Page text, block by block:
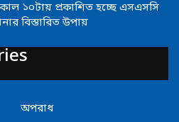
১০টায় প্রকাশিত হচ্ছে এসএসসি
বিস্তারিত উপায়
অপরাধ